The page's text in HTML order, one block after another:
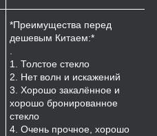
*Преимущества перед
дешевым Китаем:*
.
1. Толстое стекло
2. Нет волн и искажений
3. Хорошо закалённое и
хорошо бронированное
стекло
4. Очень прочное, хорошо